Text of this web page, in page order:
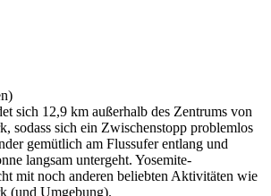
sich 12,9 km außerhalb des Zentrums von
sodass sich ein Zwischenstopp problemlos
gemütlich am Flussufer entlang und
langsam untergeht. Yosemite-
mit noch anderen beliebten Aktivitäten wie
(und Umgebung).